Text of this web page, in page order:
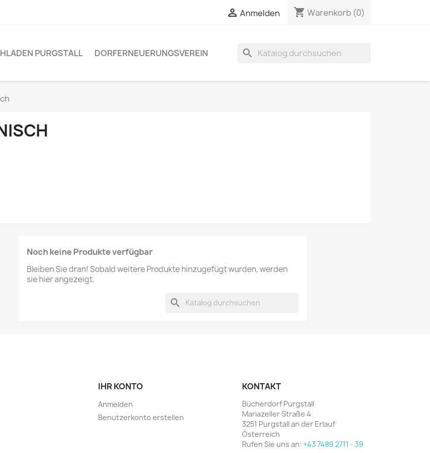
 Anmelden shopping_cart Warenkorb (0)
PURGSTALL DORFERNEUERUNGSVEREIN search
Noch keine Produkte verfügbar
Bleiben Sie dran! Sobald weitere Produkte hinzugefügt wurden, werden
sie hier angezeigt.
search
IHR KONTO
Anmelden
Benutzerkonto erstellen
KONTAKT
Bücherdorf Purgstall
Mariazeller Straße 4
3251 Purgstall an der Erlauf
Österreich
Rufen Sie uns an: +43 7489 2711 - 39